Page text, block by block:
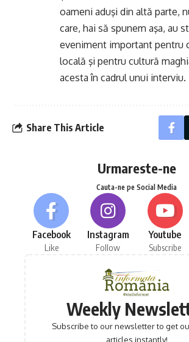
oameni aduşi din altă parte,
care, hai să spunem aşa, au
eveniment important pentru
locală şi pentru cultură
acesta în cadrul unui interviu.
Share This Article
Urmareste-ne
Cauta-ne pe Social Media
Facebook
Like
Instagram
Follow
Youtube
Subscribe
Weekly
Subscribe to our newsletter to get
articles instantly!